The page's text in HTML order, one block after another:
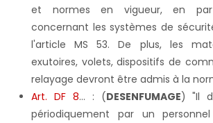
et normes en vigueur, en
concernant les systèmes de
l'article MS 53. De plus, les
exutoires, volets, dispositifs de
relayage devront être admis à la
Art. DF 8... : (DESENFUMAGE) "Il
périodiquement par un